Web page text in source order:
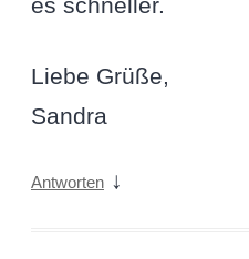
es schneller.
Liebe Grüße,
Sandra
Antworten ↓